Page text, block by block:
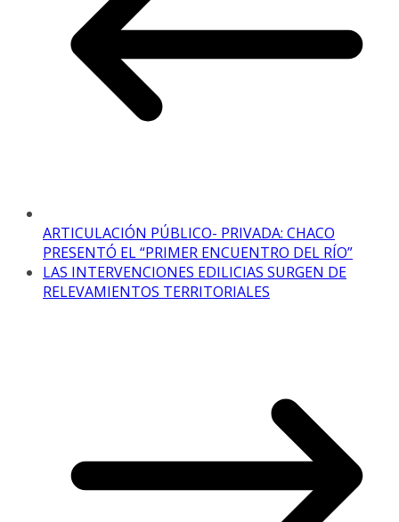
ARTICULACIÓN PÚBLICO- PRIVADA: CHACO
PRESENTÓ EL “PRIMER ENCUENTRO DEL RÍO”
LAS INTERVENCIONES EDILICIAS SURGEN DE
RELEVAMIENTOS TERRITORIALES